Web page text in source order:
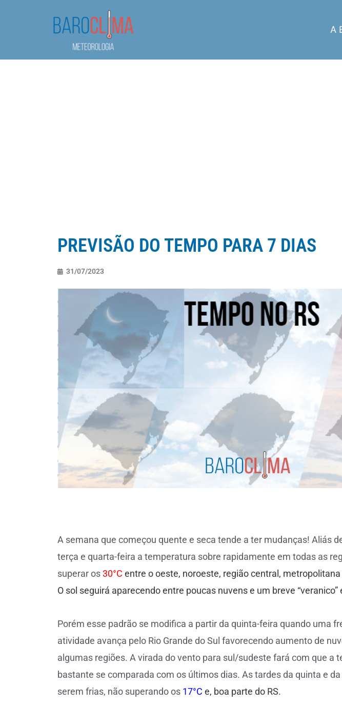
A
PREVISÃO DO TEMPO PARA 7 DIAS
31/07/2023
A semana que começou quente e seca tende a ter mudanças! Aliás
terça e quarta-feira a temperatura sobre rapidamente em todas as
superar os30°C entre o oeste, noroeste, região central,
O sol seguirá aparecendo entre poucas nuvens e um breve
Porém esse padrão se modifica a partir da quinta-feira quando uma
atividade avança pelo Rio Grande do Sul favorecendo aumento de
algumas regiões. A virada do vento para sul/sudeste fará com que a
bastante se comparada com os últimos dias. As tardes da quinta e
serem frias, não superando os 17°C e, boa parte do RS.